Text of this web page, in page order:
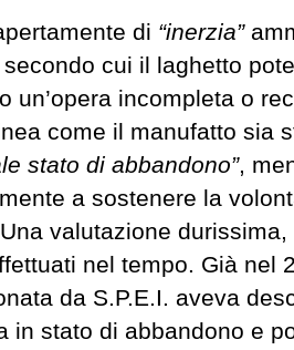
di “inerzia”
cui il laghetto
un’opera incompleta o
come il manufatto sia
stato di abbandono”,
a sostenere la
valutazione
nel tempo. Già nel
da S.P.E.I. aveva
in stato di abbandono e